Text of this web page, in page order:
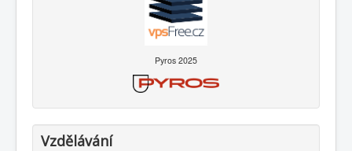
Pyros 2025
Vzdělávání